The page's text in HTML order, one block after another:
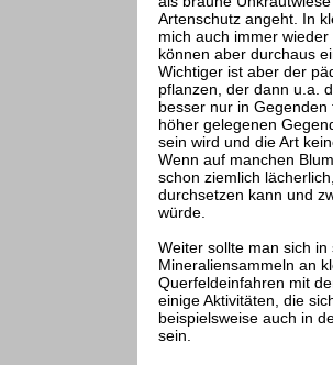
Artenschutz angeht. In
mich auch immer
können aber durchaus
Wichtiger ist aber der
pflanzen, der dann u.a.
besser nur in
höher gelegenen
sein wird und die Art
Wenn auf manchen
schon ziemlich
durchsetzen kann und
würde.
Weiter sollte man sich
Mineraliensammeln an
Querfeldeinfahren mit
einige Aktivitäten, die
beispielsweise auch in
sein.